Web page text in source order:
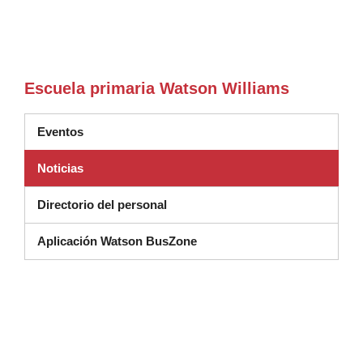
Escuela primaria Watson Williams
Eventos
Noticias
Directorio del personal
Aplicación Watson BusZone